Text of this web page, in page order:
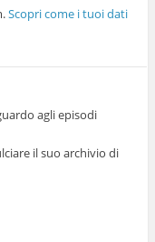
Scopri come i tuoi dati
agli episodi
il suo archivio di